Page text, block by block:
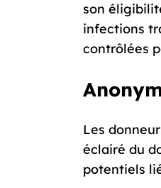
son
infections
contrôlées
Les
éclairé du
potentiels